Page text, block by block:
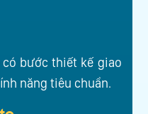
có bước thiết kế giao
năng tiêu chuẩn.